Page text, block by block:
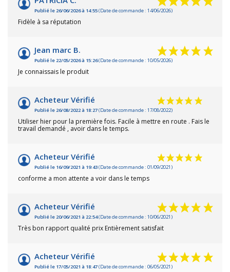
Publié le 26/06/2026 à 14:55(Date de commande : 14/06/2026)
Fidèle à sa réputation
Jean marc B.
Publié le 22/05/2026 à 15:26(Date de commande : 10/05/2026)
Je connaissais le produit
Acheteur Vérifié
Publié le 26/08/2022 à 18:27(Date de commande : 17/08/2022)
Utiliser hier pour la première fois. Facile à mettre en route . Fais le
travail demandé , avoir dans le temps.
Acheteur Vérifié
Publié le 16/09/2021 à 19:43(Date de commande : 01/09/2021)
conforme a mon attente a voir dans le temps
Acheteur Vérifié
Publié le 20/06/2021 à 22:54(Date de commande : 10/06/2021)
Très bon rapport qualité prix Entièrement satisfait
Acheteur Vérifié
Publié le 17/05/2021 à 18:47(Date de commande : 06/05/2021)